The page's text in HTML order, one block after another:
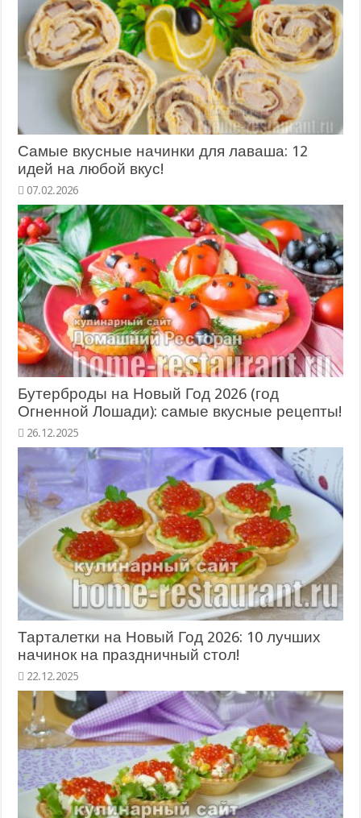
Самые вкусные начинки для лаваша: 12
идей на любой вкус!
07.02.2026
Бутерброды на Новый Год 2026 (год
Огненной Лошади): самые вкусные рецепты!
26.12.2025
Тарталетки на Новый Год 2026: 10 лучших
начинок на праздничный стол!
22.12.2025